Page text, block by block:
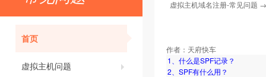
首页
虚拟主机问题
虚拟主机域名注册-常见问题
作者： 天府快车
1、什么是SPF记录？
2、SPF有什么用？